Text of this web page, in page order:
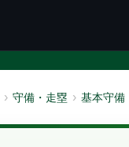
守備・走塁 基本守備